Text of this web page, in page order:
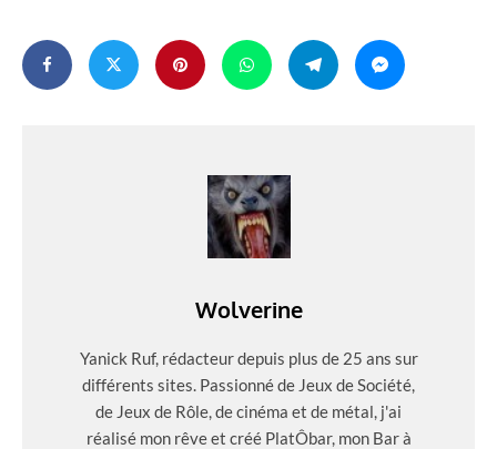
Wolverine
Yanick Ruf, rédacteur depuis plus de 25 ans sur
différents sites. Passionné de Jeux de Société,
de Jeux de Rôle, de cinéma et de métal, j'ai
réalisé mon rêve et créé PlatÔbar, mon Bar à